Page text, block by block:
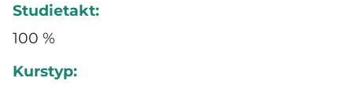
Studietakt:
100 %
Kurstyp: